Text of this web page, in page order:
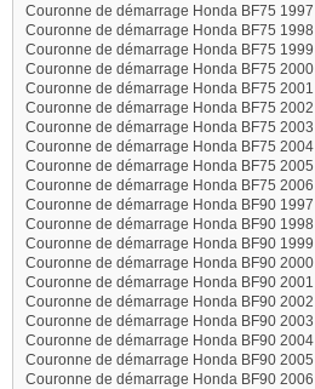
Couronne de démarrage Honda BF75 1997
Couronne de démarrage Honda BF75 1998
Couronne de démarrage Honda BF75 1999
Couronne de démarrage Honda BF75 2000
Couronne de démarrage Honda BF75 2001
Couronne de démarrage Honda BF75 2002
Couronne de démarrage Honda BF75 2003
Couronne de démarrage Honda BF75 2004
Couronne de démarrage Honda BF75 2005
Couronne de démarrage Honda BF75 2006
Couronne de démarrage Honda BF90 1997
Couronne de démarrage Honda BF90 1998
Couronne de démarrage Honda BF90 1999
Couronne de démarrage Honda BF90 2000
Couronne de démarrage Honda BF90 2001
Couronne de démarrage Honda BF90 2002
Couronne de démarrage Honda BF90 2003
Couronne de démarrage Honda BF90 2004
Couronne de démarrage Honda BF90 2005
Couronne de démarrage Honda BF90 2006